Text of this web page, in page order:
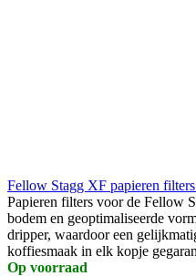
Fellow Stagg XF papieren
Papieren filters voor de Fellow
bodem en geoptimaliseerde
dripper, waardoor een
koffiesmaak in elk kopje
Op voorraad